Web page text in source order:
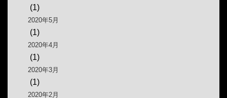
(1)
2020年5月
(1)
2020年4月
(1)
2020年3月
(1)
2020年2月